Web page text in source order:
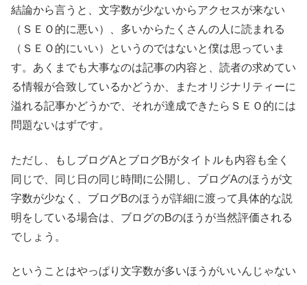
結論から言うと、文字数が少ないからアクセスが来ない
（ＳＥＯ的に悪い）、多いからたくさんの人に読まれる
（ＳＥＯ的にいい）というのではないと僕は思っていま
す。あくまでも大事なのは記事の内容と、読者の求めてい
る情報が合致しているかどうか、またオリジナリティーに
溢れる記事かどうかで、それが達成できたらＳＥＯ的には
問題ないはずです。
ただし、もしブログAとブログBがタイトルも内容も全く
同じで、同じ日の同じ時間に公開し、ブログAのほうが文
字数が少なく、ブログBのほうが詳細に渡って具体的な説
明をしている場合は、ブログのBのほうが当然評価される
でしょう。
ということはやっぱり文字数が多いほうがいいんじゃない